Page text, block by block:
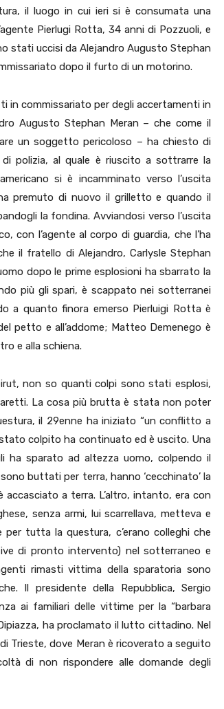
il luogo in cui ieri si è consumata una
Pierlugi Rotta, 34 anni di Pozzuoli, e
stati uccisi da Alejandro Augusto Stephan
dopo il furto di un motorino.
in commissariato per degli accertamenti in
Augusto Stephan Meran – che come il
un soggetto pericoloso – ha chiesto di
polizia, al quale è riuscito a sottrarre la
si è incamminato verso l’uscita
premuto di nuovo il grilletto e quando il
la fondina. Avviandosi verso l’uscita
con l’agente al corpo di guardia, che l’ha
il fratello di Alejandro, Carlysle Stephan
dopo le prime esplosioni ha sbarrato la
più gli spari, è scappato nei sotterranei
a quanto finora emerso Pierluigi Rotta è
petto e all’addome; Matteo Demenego è
e alla schiena.
non so quanti colpi sono stati esplosi,
La cosa più brutta è stata non poter
il 29enne ha iniziato “un conflitto a
colpito ha continuato ed è uscito. Una
ha sparato ad altezza uomo, colpendo il
buttati per terra, hanno ‘cecchinato’ la
a terra. L’altro, intanto, era con
senza armi, lui scarrellava, metteva e
tutta la questura, c’erano colleghi che
di pronto intervento) nel sotterraneo e
rimasti vittima della sparatoria sono
Il presidente della Repubblica, Sergio
ai familiari delle vittime per la “barbara
ha proclamato il lutto cittadino. Nel
Trieste, dove Meran è ricoverato a seguito
di non rispondere alle domande degli